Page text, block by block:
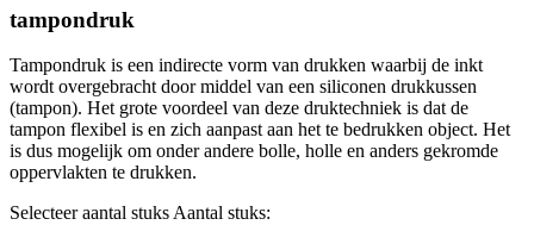
tampondruk
Tampondruk is een indirecte vorm van drukken waarbij de inkt
wordt overgebracht door middel van een siliconen drukkussen
(tampon). Het grote voordeel van deze druktechniek is dat de
tampon flexibel is en zich aanpast aan het te bedrukken object. Het
is dus mogelijk om onder andere bolle, holle en anders gekromde
oppervlakten te drukken.
Selecteer aantal stuksAantal stuks: